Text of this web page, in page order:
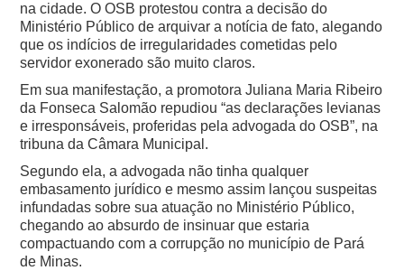
na cidade. O OSB protestou contra a decisão do
Ministério Público de arquivar a notícia de fato, alegando
que os indícios de irregularidades cometidas pelo
servidor exonerado são muito claros.
Em sua manifestação, a promotora Juliana Maria Ribeiro
da Fonseca Salomão repudiou “as declarações levianas
e irresponsáveis, proferidas pela advogada do OSB”, na
tribuna da Câmara Municipal.
Segundo ela, a advogada não tinha qualquer
embasamento jurídico e mesmo assim lançou suspeitas
infundadas sobre sua atuação no Ministério Público,
chegando ao absurdo de insinuar que estaria
compactuando com a corrupção no município de Pará
de Minas.